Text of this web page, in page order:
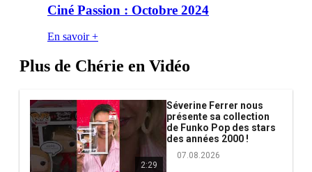
Ciné Passion : Octobre 2024
En savoir +
Plus de Chérie en Vidéo
2:29
Séverine Ferrer nous
présente sa collection
de Funko Pop des stars
des années 2000 !
07.08.2026